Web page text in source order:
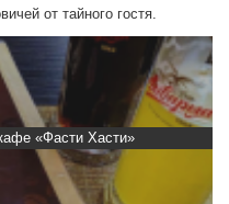
от тайного гостя.
«Фасти Хасти»